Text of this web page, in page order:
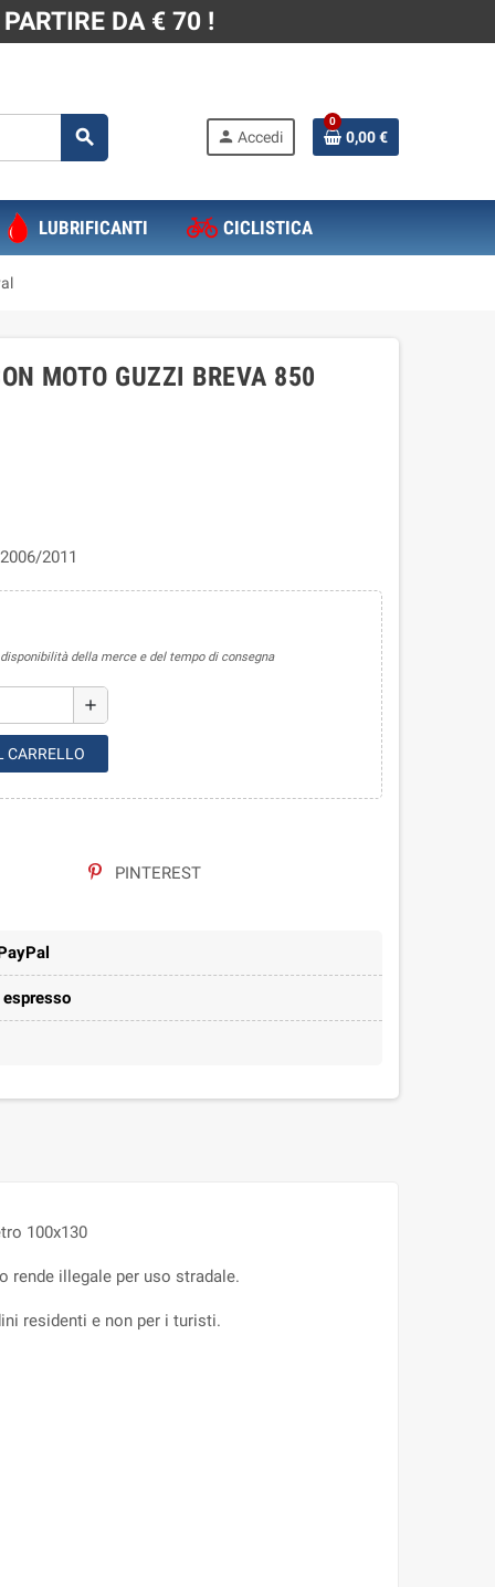
DA € 70 !
search person Accedi
0
0,00 €
LUBRIFICANTI CICLISTICA
MOTO GUZZI BREVA 850
2011
disponibilità della merce e del tempo di consegna
add
CARRELLO
PINTEREST
100x130
rende illegale per uso stradale.
residenti e non per i turisti.